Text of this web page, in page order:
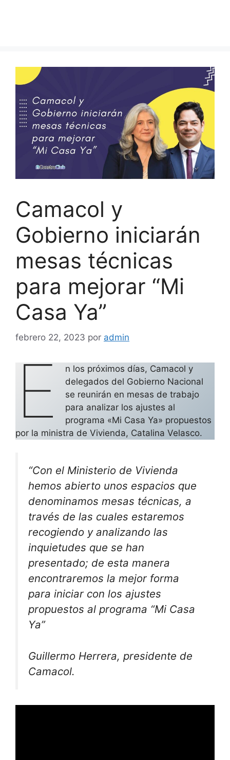
Camacol y
Gobierno iniciarán
mesas técnicas
para mejorar “Mi
Casa Ya”
febrero 22, 2023 por admin
E
n los próximos días, Camacol y
delegados del Gobierno Nacional
se reunirán en mesas de trabajo
para analizar los ajustes al
programa «Mi Casa Ya» propuestos
por la ministra de Vivienda, Catalina Velasco.
“Con el Ministerio de Vivienda
hemos abierto unos espacios que
denominamos mesas técnicas, a
través de las cuales estaremos
recogiendo y analizando las
inquietudes que se han
presentado; de esta manera
encontraremos la mejor forma
para iniciar con los ajustes
propuestos al programa “Mi Casa
Ya”
Guillermo Herrera, presidente de
Camacol.